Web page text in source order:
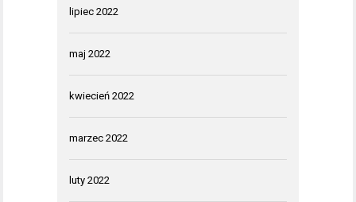
lipiec 2022
maj 2022
kwiecień 2022
marzec 2022
luty 2022